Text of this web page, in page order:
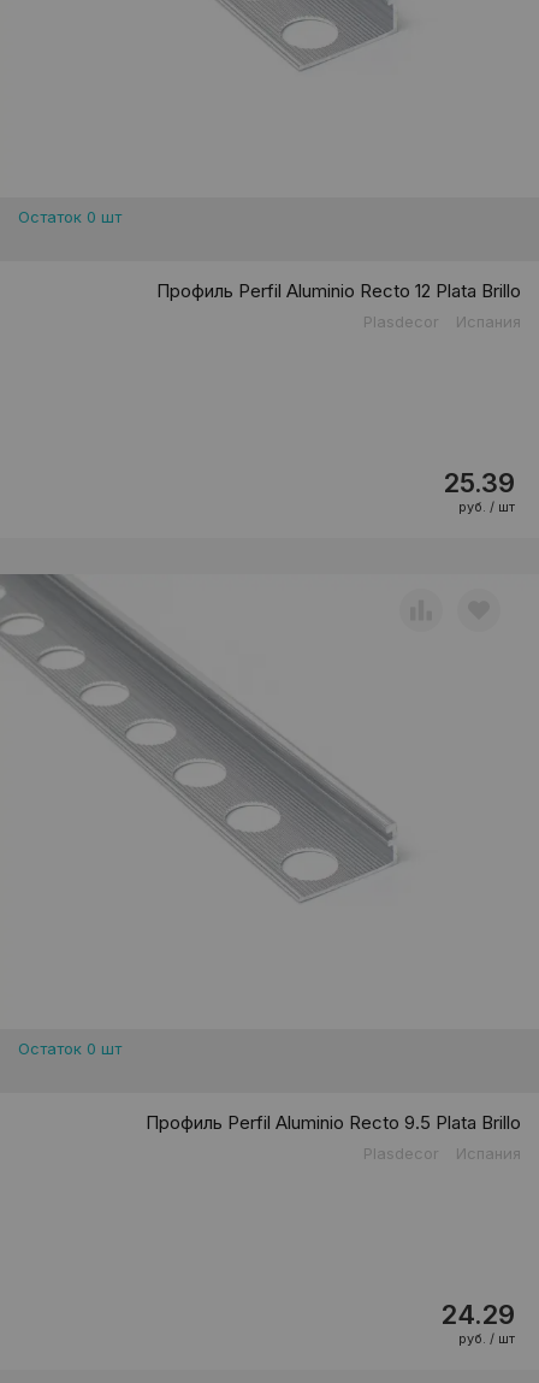
Остаток 0 шт
Профиль Perfil Aluminio Recto 12 Plata Brillo
Plasdecor Испания
25.39
руб. / шт
Остаток 0 шт
Профиль Perfil Aluminio Recto 9.5 Plata Brillo
Plasdecor Испания
24.29
руб. / шт